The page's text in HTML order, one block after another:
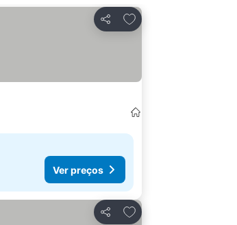
Partilhar
Adicionar aos favoritos
Ver preços
Partilhar
Adicionar aos favoritos